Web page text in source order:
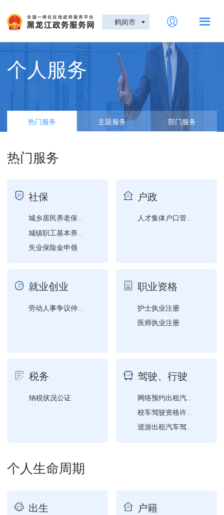
鹤岗市
个人服务
热门服务 主题服务 部门服务
热门服务
社保
城乡居民养老保险参保登记
失业保险金申领
户政
人才集体户口管理服务
就业创业 职业资格
护士执业注册
医师执业注册
税务
纳税状况公证
驾驶、行驶
网络预约出租汽车驾驶员注...
校车驾驶资格许可（设区的...
巡游出租汽车驾驶员从业资...
个人生命周期
出生 户籍